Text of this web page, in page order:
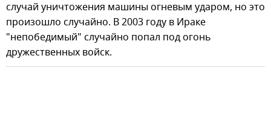
случай уничтожения машины огневым ударом, но это
произошло случайно. В 2003 году в Ираке
"непобедимый" случайно попал под огонь
дружественных войск.